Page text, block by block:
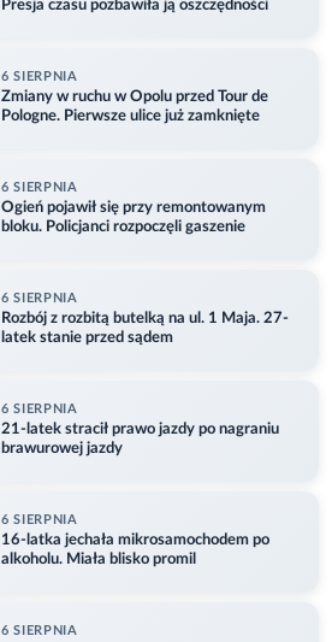
Presja czasu pozbawiła ją oszczędności
6 SIERPNIA
Zmiany w ruchu w Opolu przed Tour de
Pologne. Pierwsze ulice już zamknięte
6 SIERPNIA
Ogień pojawił się przy remontowanym
bloku. Policjanci rozpoczęli gaszenie
6 SIERPNIA
Rozbój z rozbitą butelką na ul. 1 Maja. 27-
latek stanie przed sądem
6 SIERPNIA
21-latek stracił prawo jazdy po nagraniu
brawurowej jazdy
6 SIERPNIA
16-latka jechała mikrosamochodem po
alkoholu. Miała blisko promil
6 SIERPNIA